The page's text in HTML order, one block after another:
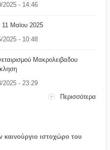
2025 - 14:46
11 Μαϊου 2025
2025 - 10:48
Μακρολειβαδου
2025 - 23:29
Περισσότερα
καινούργιο ιστοχώρο του